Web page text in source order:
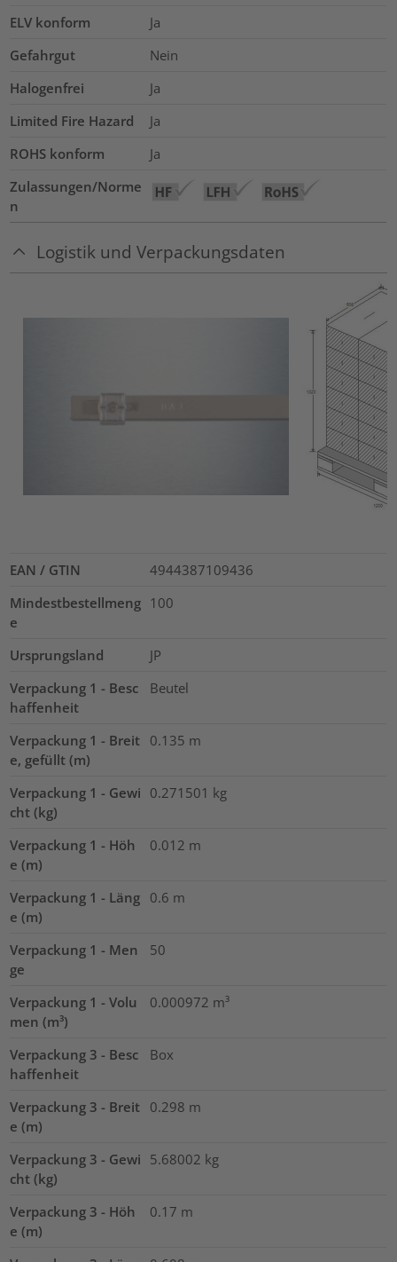
ELV konform
Ja
Gefahrgut
Nein
Halogenfrei
Ja
Limited Fire Hazard
Ja
ROHS konform
Ja
Zulassungen/Norme
n
Logistik und Verpackungsdaten
EAN / GTIN
4944387109436
Mindestbestellmeng
e
100
Ursprungsland
JP
Verpackung 1 - Besc
haffenheit
Beutel
Verpackung 1 - Breit
e, gefüllt (m)
0.135 m
Verpackung 1 - Gewi
cht (kg)
0.271501 kg
Verpackung 1 - Höh
e (m)
0.012 m
Verpackung 1 - Läng
e (m)
0.6 m
Verpackung 1 - Men
ge
50
Verpackung 1 - Volu
men (m³)
0.000972 m³
Verpackung 3 - Besc
haffenheit
Box
Verpackung 3 - Breit
e (m)
0.298 m
Verpackung 3 - Gewi
cht (kg)
5.68002 kg
Verpackung 3 - Höh
e (m)
0.17 m